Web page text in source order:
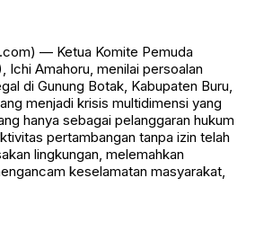
— Ketua Komite Pemuda
Ichi Amahoru, menilai persoalan
di Gunung Botak, Kabupaten Buru,
menjadi krisis multidimensi yang
hanya sebagai pelanggaran hukum
pertambangan tanpa izin telah
lingkungan, melemahkan
keselamatan masyarakat,